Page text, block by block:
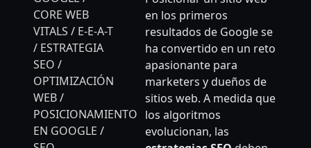
CORE WEB
VITALS / E-E-A-T
/ ESTRATEGIA
SEO /
OPTIMIZACIÓN
WEB/
POSICIONAMIENTO
EN GOOGLE /
en los primeros
resultados de Google se
ha convertido en un reto
apasionante para
marketers y dueños de
sitios web. A medida que
los algoritmos
evolucionan, las